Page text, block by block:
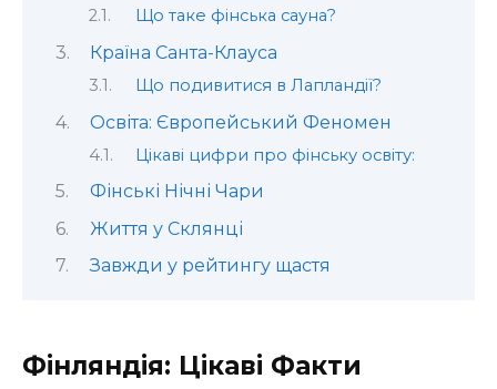
Що таке фінська сауна?
Країна Санта-Клауса
Що подивитися в Лапландії?
Освіта: Європейський Феномен
Цікаві цифри про фінську освіту:
Фінські Нічні Чари
Життя у Склянці
Завжди у рейтингу щастя
Фінляндія: Цікаві Факти